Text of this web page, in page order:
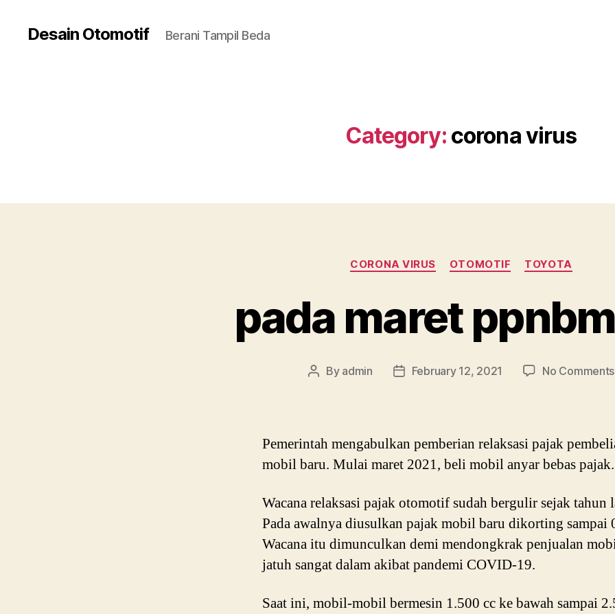
Desain Otomotif Berani Tampil Beda
Category: corona virus
Categories
CORONA VIRUS OTOMOTIF TOYOTA
pada maret
Post
By admin
PostFebruary 12, 2021 No Comments
Pemerintah mengabulkan pemberian relaksasi pajak
mobil baru. Mulai maret 2021, beli mobil anyar bebas pajak.
Wacana relaksasi pajak otomotif sudah bergulir sejak tahun
Pada awalnya diusulkan pajak mobil baru dikorting sampai
Wacana itu dimunculkan demi mendongkrak penjualan
jatuh sangat dalam akibat pandemi COVID-19.
Saat ini, mobil-mobil bermesin 1.500 cc ke bawah sampai